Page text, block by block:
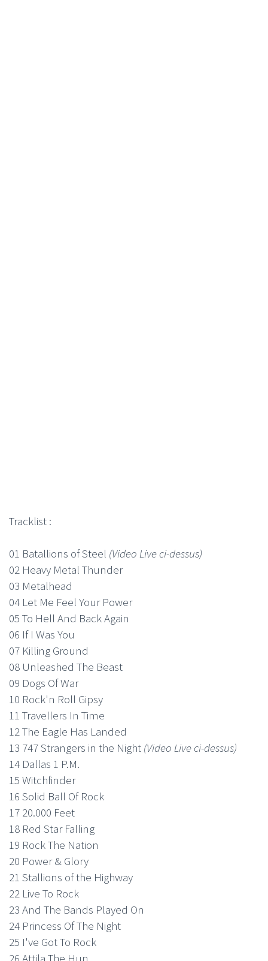
Tracklist :
01 Batallions of Steel (Video Live ci-dessus)
02 Heavy Metal Thunder
03 Metalhead
04 Let Me Feel Your Power
05 To Hell And Back Again
06 If I Was You
07 Killing Ground
08 Unleashed The Beast
09 Dogs Of War
10 Rock'n Roll Gipsy
11 Travellers In Time
12 The Eagle Has Landed
13 747 Strangers in the Night (Video Live ci-dessus)
14 Dallas 1 P.M.
15 Witchfinder
16 Solid Ball Of Rock
17 20.000 Feet
18 Red Star Falling
19 Rock The Nation
20 Power & Glory
21 Stallions of the Highway
22 Live To Rock
23 And The Bands Played On
24 Princess Of The Night
25 I've Got To Rock